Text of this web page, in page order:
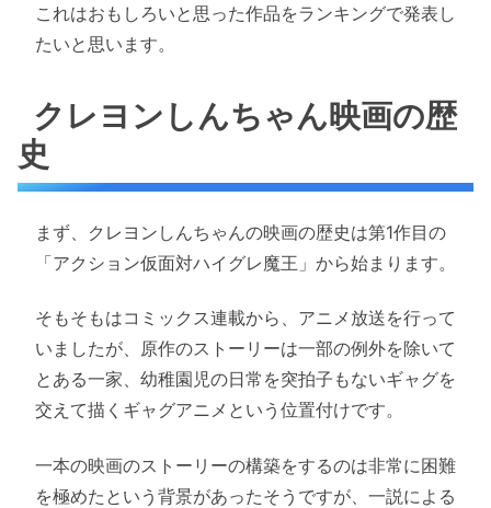
これはおもしろいと思った作品をランキングで発表し
たいと思います。
クレヨンしんちゃん映画の歴
史
まず、クレヨンしんちゃんの映画の歴史は第1作目の
「アクション仮面対ハイグレ魔王」から始まります。
そもそもはコミックス連載から、アニメ放送を行って
いましたが、原作のストーリーは一部の例外を除いて
とある一家、幼稚園児の日常を突拍子もないギャグを
交えて描くギャグアニメという位置付けです。
一本の映画のストーリーの構築をするのは非常に困難
を極めたという背景があったそうですが、一説による